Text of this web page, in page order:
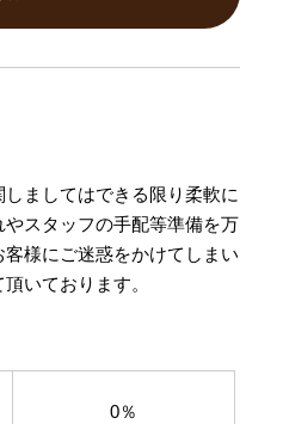
ましてはできる限り柔軟に
スタッフの手配等準備を万
様にご迷惑をかけてしまい
いております。
0％